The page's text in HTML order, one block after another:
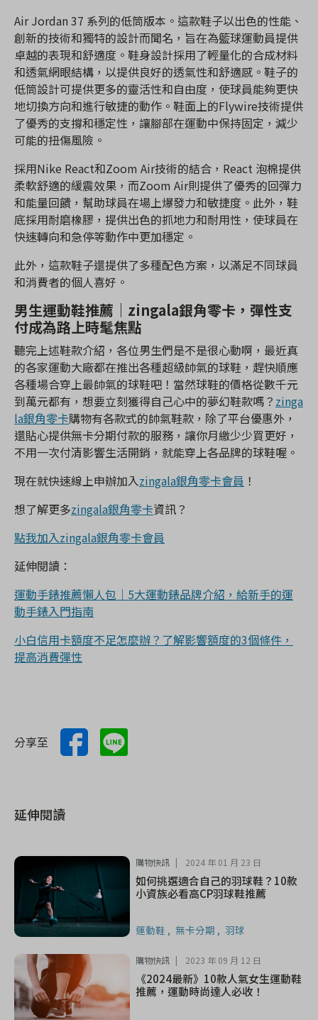
Air Jordan 37 系列的低筒版本。這款鞋子以出色的性能、
創新的技術和獨特的設計而聞名，旨在為籃球運動員提供
卓越的表現和舒適度。鞋身設計採用了輕量化的合成材料
和透氣網眼結構，以提供良好的透氣性和舒適感。鞋子的
低筒設計可提供更多的靈活性和自由度，使球員能夠更快
地切換方向和進行敏捷的動作。鞋面上的Flywire技術提供
了優秀的支撐和穩定性，讓腳部在運動中保持固定，減少
可能的扭傷風險。
採用Nike React和Zoom Air技術的結合，React 泡棉提供
柔軟舒適的緩震效果，而Zoom Air則提供了優秀的回彈力
和能量回饋，幫助球員在場上爆發力和敏捷度。此外，鞋
底採用耐磨橡膠，提供出色的抓地力和耐用性，使球員在
快速轉向和急停等動作中更加穩定。
此外，這款鞋子還提供了多種配色方案，以滿足不同球員
和消費者的個人喜好。
男生運動鞋推薦｜zingala銀角零卡，彈性支
付成為路上時髦焦點
聽完上述鞋款介紹，各位男生們是不是很心動啊，最近真
的各家運動大廠都在推出各種超級帥氣的球鞋，趕快順應
各種場合穿上最帥氣的球鞋吧！當然球鞋的價格從數千元
到萬元都有，想要立刻獲得自己心中的夢幻鞋款嗎？ zinga
la銀角零卡購物有各款式的帥氣鞋款，除了平台優惠外，
還貼心提供無卡分期付款的服務，讓你月繳少少買更好，
不用一次付清影響生活開銷，就能穿上各品牌的球鞋喔。
現在就快速線上申辦加入zingala銀角零卡會員 ！
想了解更多zingala銀角零卡資訊？
點我加入zingala銀角零卡會員
延伸閱讀：
運動手錶推薦懶人包｜5大運動錶品牌介紹，給新手的運
動手錶入門指南
小白信用卡額度不足怎麼辦？了解影響額度的3個條件，
提高消費彈性
分享至
延伸閱讀
購物快訊 2024 年 01 月 23 日
如何挑選適合自己的羽球鞋？10款
小資族必看高CP羽球鞋推薦
運動鞋 無卡分期 羽球
購物快訊 2023 年 09 月 12 日
《2024最新》10款人氣女生運動鞋
推薦，運動時尚達人必收！